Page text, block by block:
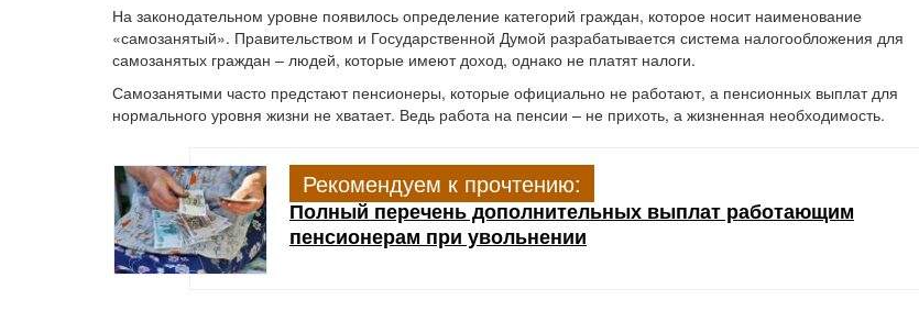
На законодательном уровне появилось определение категорий граждан, которое носит наименование
«самозанятый». Правительством и Государственной Думой разрабатывается система налогообложения для
самозанятых граждан – людей, которые имеют доход, однако не платят налоги.
Самозанятыми часто предстают пенсионеры, которые официально не работают, а пенсионных выплат для
нормального уровня жизни не хватает. Ведь работа на пенсии – не прихоть, а жизненная необходимость.
Рекомендуем к прочтению:
Полный перечень дополнительных выплат работающим
пенсионерам при увольнении